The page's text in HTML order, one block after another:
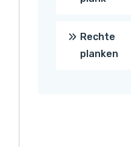
Rechte
planken